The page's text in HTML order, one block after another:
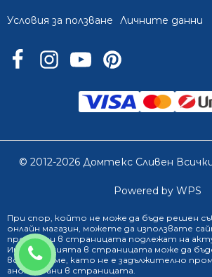
0888 249 719
Условия за ползване Личните данни
© 2012-2026 Домтекс Сливен
Powered by WPS
При спор, който не може да бъде решен
онлайн магазин, можете да използвате
продукти в страницата подлежат на
Информацията в страницата може да
всяко време, като не е задължително
анонсирани в страницата.